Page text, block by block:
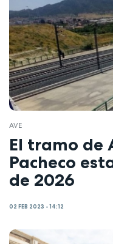
AVE
El tramo de
Pacheco
de 2026
02 FEB 2023 - 14:12